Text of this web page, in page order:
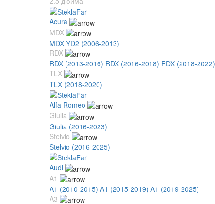
Acura
MDX
MDX YD2 (2006-2013)
RDX
RDX (2013-2016) RDX (2016-2018) RDX (2018-2022)
TLX
TLX (2018-2020)
Alfa Romeo
Giulia
Giulia (2016-2023)
Stelvio
Stelvio (2016-2025)
Audi
A1
A1 (2010-2015) A1 (2015-2019) A1 (2019-2025)
A3